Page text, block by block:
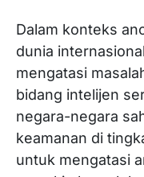
Dalam konteks
dunia
mengatasi
bidang intelijen
negara-negara
keamanan di
untuk mengatasi